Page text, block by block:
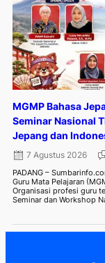
MGMP Bahasa
Seminar Nasional
Jepang dan
7 Agustus 2026
PADANG –
Guru Mata Pelajaran
Organisasi profesi guru
Seminar dan Workshop